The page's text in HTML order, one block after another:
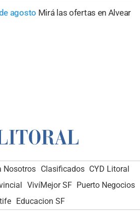
agosto Mirá las ofertas en Alvear
Nosotros Clasificados CYD Litoral
VivíMejor SF Puerto Negocios
Educacion SF